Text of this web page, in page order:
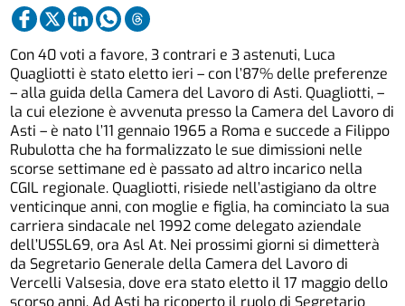
Con 40 voti a favore, 3 contrari e 3 astenuti, Luca
Quagliotti è stato eletto ieri – con l’87% delle preferenze
– alla guida della Camera del Lavoro di Asti. Quagliotti, –
la cui elezione è avvenuta presso la Camera del Lavoro di
Asti – è nato l’11 gennaio 1965 a Roma e succede a Filippo
Rubulotta che ha formalizzato le sue dimissioni nelle
scorse settimane ed è passato ad altro incarico nella
CGIL regionale. Quagliotti, risiede nell’astigiano da oltre
venticinque anni, con moglie e figlia, ha cominciato la sua
carriera sindacale nel 1992 come delegato aziendale
dell’USSL69, ora Asl At. Nei prossimi giorni si dimetterà
da Segretario Generale della Camera del Lavoro di
Vercelli Valsesia, dove era stato eletto il 17 maggio dello
scorso anni. Ad Asti ha ricoperto il ruolo di Segretario